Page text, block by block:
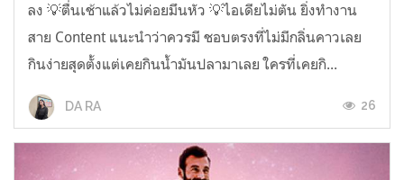
ลง 💡ตื่นเช้าแล้วไม่ค่อยมึนหัว 💡ไอเดียไม่ตัน ยิ่งทำงาน
สาย Content แนะนำว่าควรมี ชอบตรงที่ไม่มีกลิ่นคาวเลย
กินง่ายสุดตั้งแต่เคยกินน้ำมันปลามาเลย ใครที่เคยกิ...
DA RA 26